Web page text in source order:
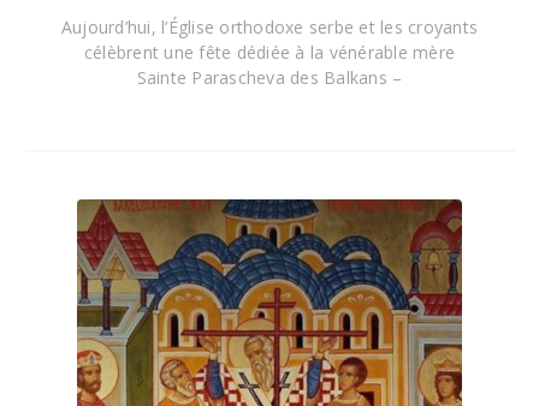
Aujourd’hui, l’Église orthodoxe serbe et les croyants
célèbrent une fête dédiée à la vénérable mère
Sainte Parascheva des Balkans –